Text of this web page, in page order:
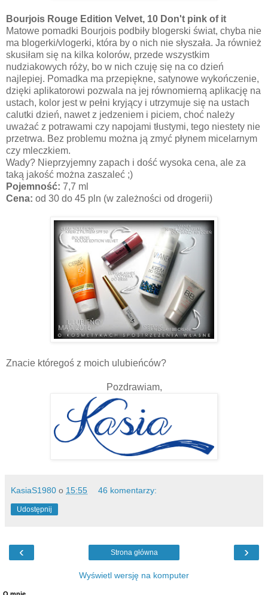
Bourjois Rouge Edition Velvet, 10 Don't pink of it
Matowe pomadki Bourjois podbiły blogerski świat, chyba nie
ma blogerki/vlogerki, która by o nich nie słyszała. Ja również
skusiłam się na kilka kolorów, przede wszystkim
nudziakowych róży, bo w nich czuję się na co dzień
najlepiej. Pomadka ma przepiękne, satynowe wykończenie,
dzięki aplikatorowi pozwala na jej równomierną aplikację na
ustach, kolor jest w pełni kryjący i utrzymuje się na ustach
calutki dzień, nawet z jedzeniem i piciem, choć należy
uważać z potrawami czy napojami tłustymi, tego niestety nie
przetrwa. Bez problemu można ją zmyć płynem micelarnym
czy mleczkiem.
Wady? Nieprzyjemny zapach i dość wysoka cena, ale za
taką jakość można zaszaleć ;)
Pojemność: 7,7 ml
Cena: od 30 do 45 pln (w zależności od drogerii)
Znacie któregoś z moich ulubieńców?
Pozdrawiam,
KasiaS1980 o 15:55 46 komentarzy:
Udostępnij
‹ ›
Strona główna
Wyświetl wersję na komputer